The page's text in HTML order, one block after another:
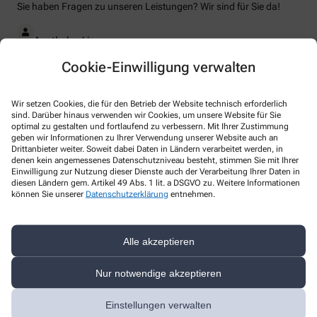
Cookie-Einwilligung verwalten
Wir setzen Cookies, die für den Betrieb der Website technisch erforderlich
sind. Darüber hinaus verwenden wir Cookies, um unsere Website für Sie
optimal zu gestalten und fortlaufend zu verbessern. Mit Ihrer Zustimmung
geben wir Informationen zu Ihrer Verwendung unserer Website auch an
Drittanbieter weiter. Soweit dabei Daten in Ländern verarbeitet werden, in
denen kein angemessenes Datenschutzniveau besteht, stimmen Sie mit Ihrer
Einwilligung zur Nutzung dieser Dienste auch der Verarbeitung Ihrer Daten in
diesen Ländern gem. Artikel 49 Abs. 1 lit. a DSGVO zu. Weitere Informationen
können Sie unserer Datenschutzerklärung entnehmen.
Alle akzeptieren
Nur notwendige akzeptieren
Einstellungen verwalten
Sie haben Fragen zu unseren Leistungen? Wir sind für Sie da!
Apotheker/-in
Steve Fraude
Telefonnummer
+49-38322/7 19
Faxnummer
+49-38322/5 02 76
Apotheke zu den Hellbergen, Seminarstr. 1, 18461
Datenschutzbestimmungen von Google zu.
map zu aktivieren.